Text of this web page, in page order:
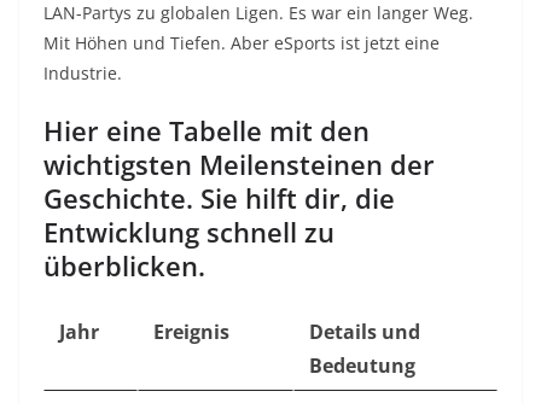
LAN-Partys zu globalen Ligen. Es war ein langer Weg.
Mit Höhen und Tiefen. Aber eSports ist jetzt eine
Industrie.
Hier eine Tabelle mit den
wichtigsten Meilensteinen der
Geschichte. Sie hilft dir, die
Entwicklung schnell zu
überblicken.
Jahr Ereignis
Details und
Bedeutung